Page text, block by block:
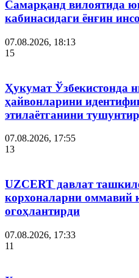
Самарқанд вилоятида
кабинасидаги ёнғин
07.08.2026, 18:13
15
Ҳукумат Ўзбекистонда
ҳайвонларини
этилаётганини
07.08.2026, 17:55
13
UZCERT давлат
корхоналарни оммавий
огоҳлантирди
07.08.2026, 17:33
11